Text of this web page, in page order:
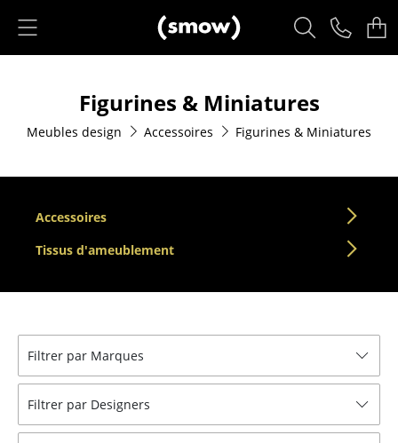
Chaises de cuisine & salle à manger
Canapés
Fauteuils
Fauteuils lounge
Chaises et Tabourets de bar
Bancs & Chaises longues
Figurines & Miniatures
Meubles design Accessoires Figurines & Miniatures
Accessoires
Tissus d'ameublement
Filtrer par Marques
Filtrer par Designers